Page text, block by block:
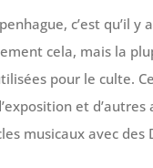
c’est qu’il y
cela, mais la
pour le culte.
et d’autres
musicaux avec des